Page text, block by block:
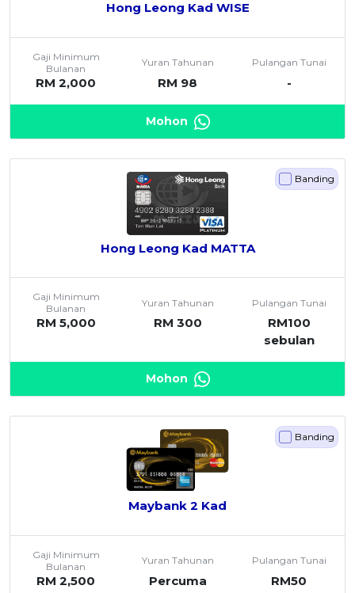
Hong Leong Kad WISE
Gaji Minimum
Bulanan
RM 2,000
Yuran Tahunan
RM 98
Pulangan Tunai
-
Mohon
Banding
Hong Leong Kad MATTA
Gaji Minimum
Bulanan
RM 5,000
Yuran Tahunan
RM 300
Pulangan Tunai
RM100
sebulan
Mohon
Banding
Maybank 2 Kad
Gaji Minimum
Bulanan
RM 2,500
Yuran Tahunan
Percuma
Pulangan Tunai
RM50